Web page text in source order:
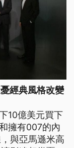
經典風格改變
10億美元買下
擁有007的內
與亞馬遜米高